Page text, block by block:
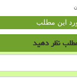
این مطلب
نظر دهید